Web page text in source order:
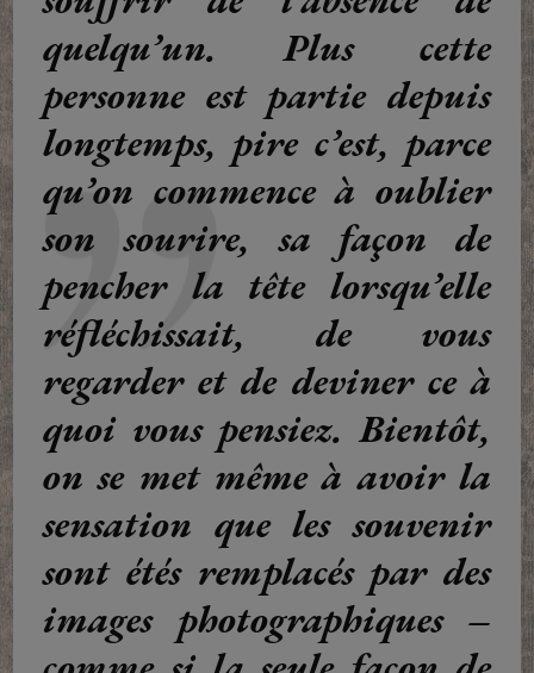
quelqu’un. Plus cette
personne est partie depuis
longtemps, pire c’est, parce
qu’on commence à oublier
son sourire, sa façon de
pencher la tête lorsqu’elle
réfléchissait, de vous
regarder et de deviner ce à
quoi vous pensiez. Bientôt,
on se met même à avoir la
sensation que les souvenir
sont étés remplacés par des
images photographiques –